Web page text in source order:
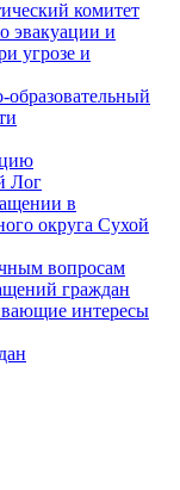
комитет
эвакуации и
угрозе и
Лог
в
округа Сухой
вопросам
граждан
интересы